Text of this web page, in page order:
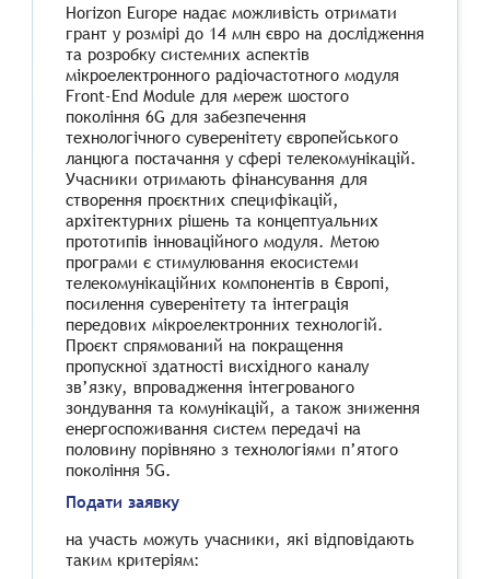
Horizon Europe надає можливість отримати
грант у розмірі до 14 млн євро на дослідження
та розробку системних аспектів
мікроелектронного радіочастотного модуля
Front-End Module для мереж шостого
покоління 6G для забезпечення
технологічного суверенітету європейського
ланцюга постачання у сфері телекомунікацій.
Учасники отримають фінансування для
створення проєктних специфікацій,
архітектурних рішень та концептуальних
прототипів інноваційного модуля. Метою
програми є стимулювання екосистеми
телекомунікаційних компонентів в Європі,
посилення суверенітету та інтеграція
передових мікроелектронних технологій.
Проєкт спрямований на покращення
пропускної здатності висхідного каналу
зв’язку, впровадження інтегрованого
зондування та комунікацій, а також зниження
енергоспоживання систем передачі на
половину порівняно з технологіями п’ятого
покоління 5G.
Подати заявку
на участь можуть учасники, які відповідають
таким критеріям: